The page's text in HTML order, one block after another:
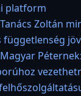
platform
Zoltán
függetlenség